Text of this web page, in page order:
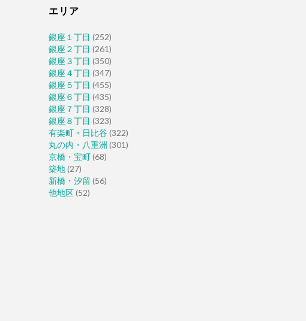
エリア
銀座１丁目 (252)
銀座２丁目 (261)
銀座３丁目 (350)
銀座４丁目 (347)
銀座５丁目 (455)
銀座６丁目 (435)
銀座７丁目 (328)
銀座８丁目 (323)
有楽町・日比谷(322)
丸の内・八重洲 (301)
京橋・宝町(68)
築地(27)
新橋・汐留 (56)
他地区(52)